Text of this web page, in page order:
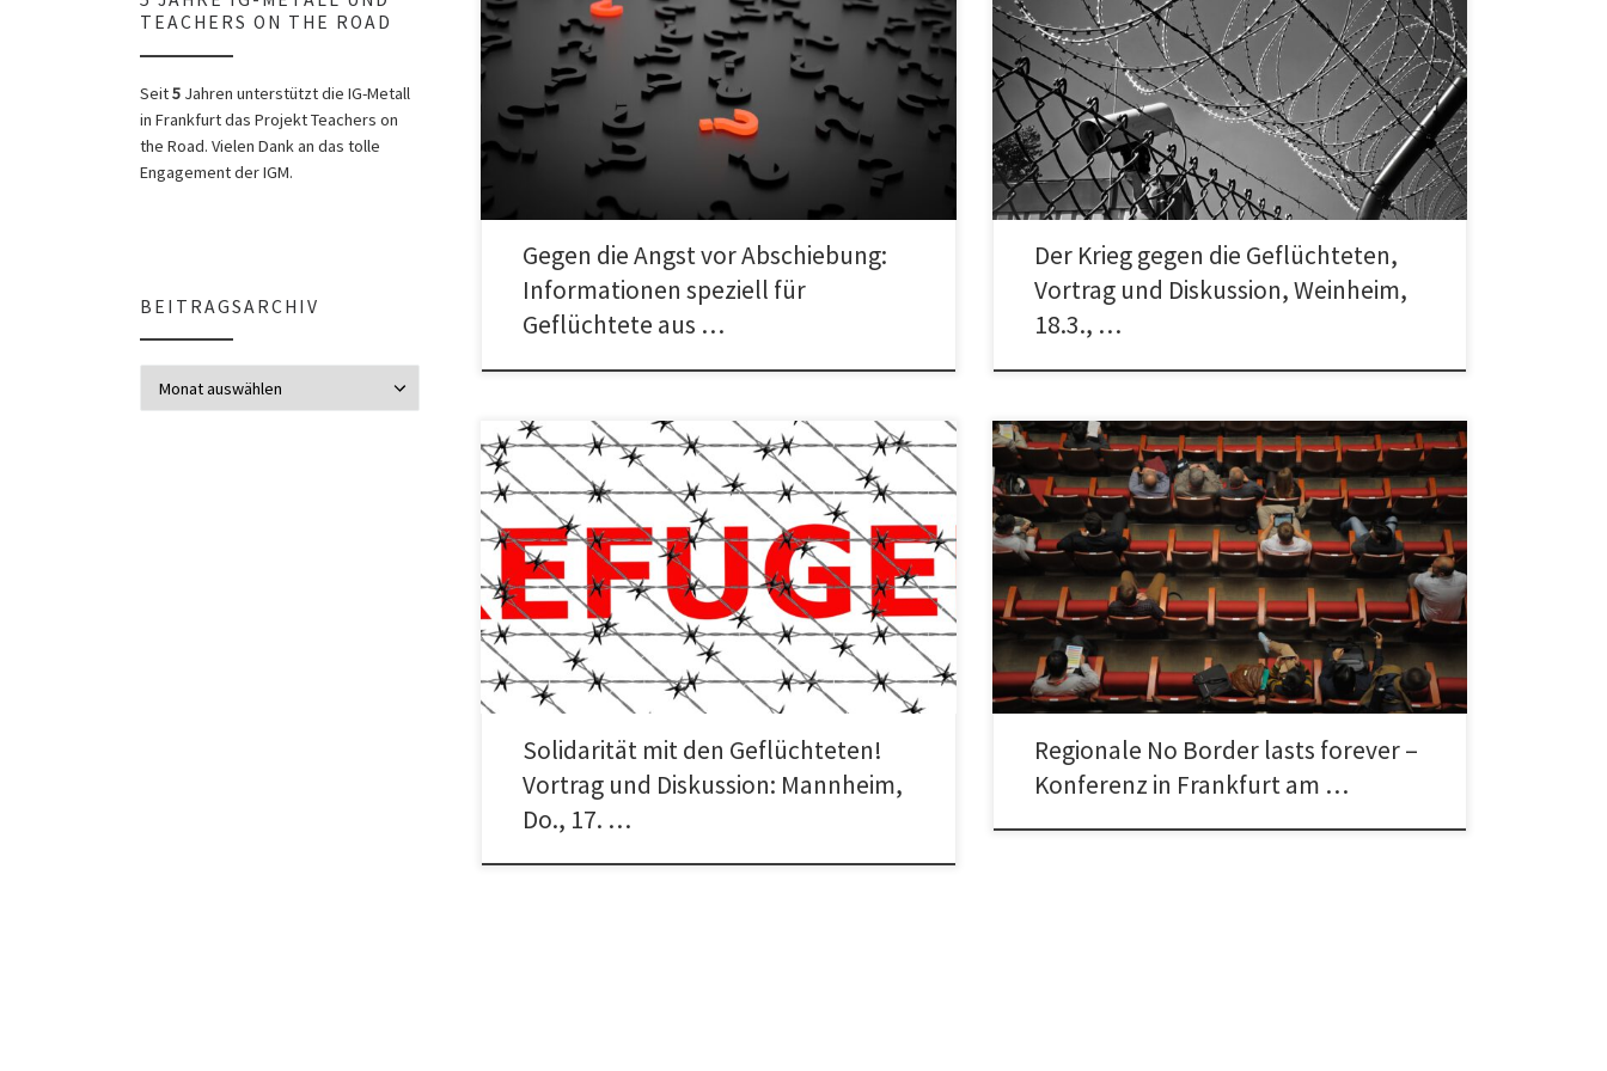
Informationen gegen die Angst vor Abschiebung: Speziell für
Geflüchtete aus Afghanistan Durch eine Politik, die auf
Abschreckung setzt, denken viele […]
Gegen die Angst vor Abschiebung:
Informationen speziell für
Geflüchtete aus …
Eine Veranstaltung des Forum Weinheim und der Initiative
Nazifreies Weinheim mit einem Gastbeitrag von Uli
Tomaschowski vom Netzwerk Konkrete Solidarität/Teachers
[…]
Der Krieg gegen die Geflüchteten,
Vortrag und Diskussion, Weinheim,
18.3., …
Solidarität mit den Geflüchteten! Staatlichen Rassismus und
den Rassismus der Neofaschisten und der Rechtsopportunisten
stoppen! Vortrag und Diskussion Eine Veranstaltung […]
Solidarität mit den Geflüchteten!
Vortrag und Diskussion: Mannheim,
Do., 17. …
Regionale No Border lasts forever-Konferenz in Frankfurt am
Main, 4. bis 6. März 2016 im Studierendenhaus, Campus
Bockenheim, Mertonstraße 26-28, […]
Regionale No Border lasts forever –
Konferenz in Frankfurt am …
TEACHERS ON THE ROAD
Seit5 Jahren unterstützt die IG-Metall
in Frankfurt das Projekt Teachers on
the Road. Vielen Dank an das tolle
Engagement der IGM.
BEITRAGSARCHIV